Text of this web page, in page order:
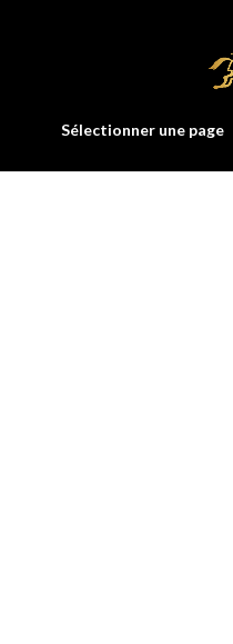
Sélectionner une page